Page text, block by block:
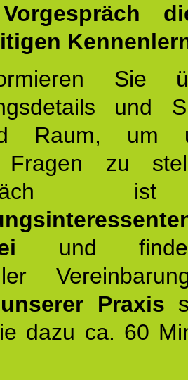
Sie
und
Raum, um
Fragen zu
und
Praxis
dazu ca. 60